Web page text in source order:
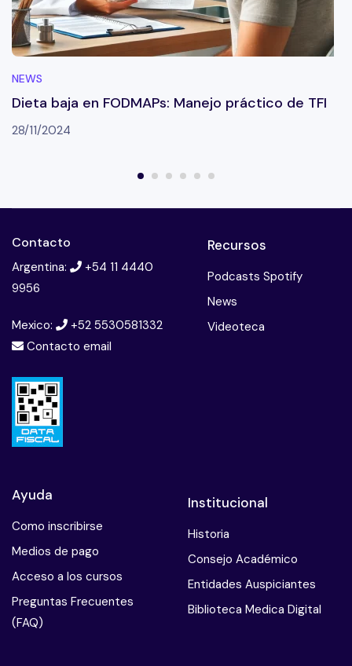
NEWS
Dieta baja en FODMAPs: Manejo práctico de TFI
28/11/2024
Contacto
Argentina:
+54 11 4440
9956
Mexico:
+52 5530581332
Contacto email
Recursos
Podcasts Spotify
News
Videoteca
Ayuda
Como inscribirse
Medios de pago
Acceso a los cursos
Preguntas Frecuentes
(FAQ)
Institucional
Historia
Consejo Académico
Entidades Auspiciantes
Biblioteca Medica Digital